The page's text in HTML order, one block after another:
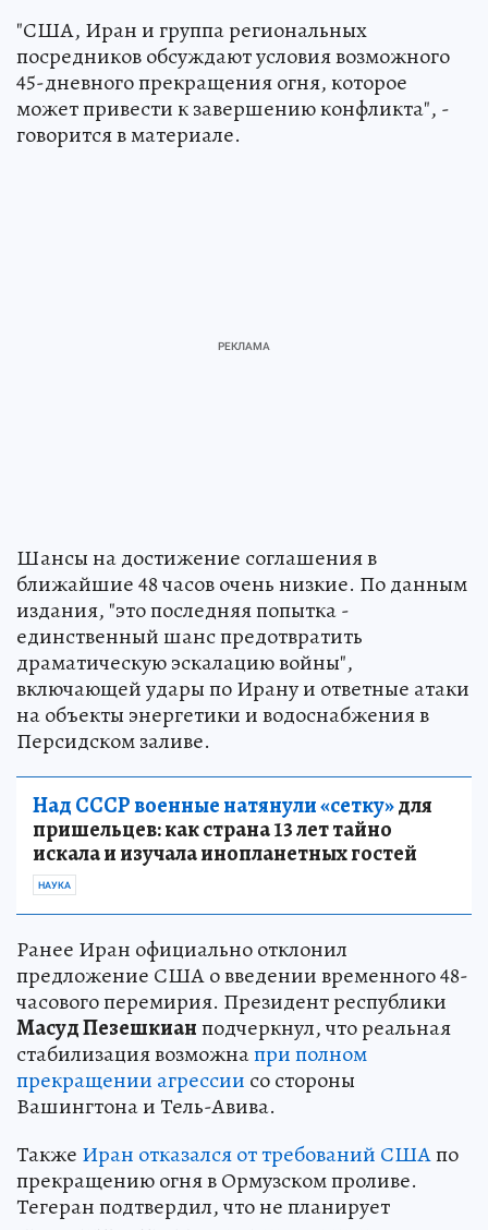
"США, Иран и группа региональных
посредников обсуждают условия возможного
45-дневного прекращения огня, которое
может привести к завершению конфликта", -
говорится в материале.
Шансы на достижение соглашения в
ближайшие 48 часов очень низкие. По данным
издания, "это последняя попытка -
единственный шанс предотвратить
драматическую эскалацию войны",
включающей удары по Ирану и ответные атаки
на объекты энергетики и водоснабжения в
Персидском заливе.
Над СССР военные натянули «сетку»для
пришельцев: как страна 13 лет тайно
искала и изучала инопланетных гостей
НАУКА
Ранее Иран официально отклонил
предложение США о введении временного 48-
часового перемирия. Президент республики
Масуд Пезешкианподчеркнул, что реальная
стабилизация возможнапри полном
прекращении агрессии со стороны
Вашингтона и Тель-Авива.
Также Иран отказался от требований СШАпо
прекращению огня в Ормузском проливе.
Тегеран подтвердил, что не планирует